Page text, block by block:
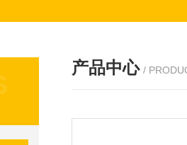
产品中心 /